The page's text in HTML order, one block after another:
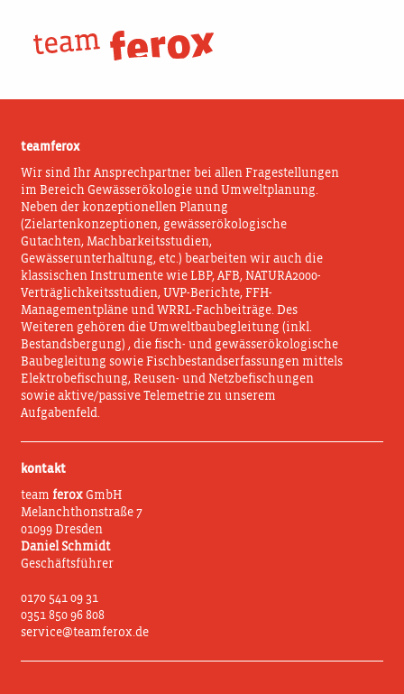
content
Leistungen
teamferox
Wir sind Ihr Ansprechpartner bei allen Fragestellungen
im Bereich Gewässerökologie und Umweltplanung.
Neben der konzeptionellen Planung
(Zielartenkonzeptionen, gewässerökologische
Gutachten, Machbarkeitsstudien,
Gewässerunterhaltung, etc.) bearbeiten wir auch die
klassischen Instrumente wie LBP, AFB, NATURA2000-
Verträglichkeitsstudien, UVP-Berichte, FFH-
Managementpläne und WRRL-Fachbeiträge. Des
Weiteren gehören die Umweltbaubegleitung (inkl.
Bestandsbergung) , die fisch- und gewässerökologische
Baubegleitung sowie Fischbestandserfassungen mittels
Elektrobefischung, Reusen- und Netzbefischungen
sowie aktive/passive Telemetrie zu unserem
Aufgabenfeld.
kontakt
team ferox GmbH
Melanchthonstraße 7
01099 Dresden
Daniel Schmidt
Geschäftsführer
0170 541 09 31
0351 850 96 808
service@teamferox.de